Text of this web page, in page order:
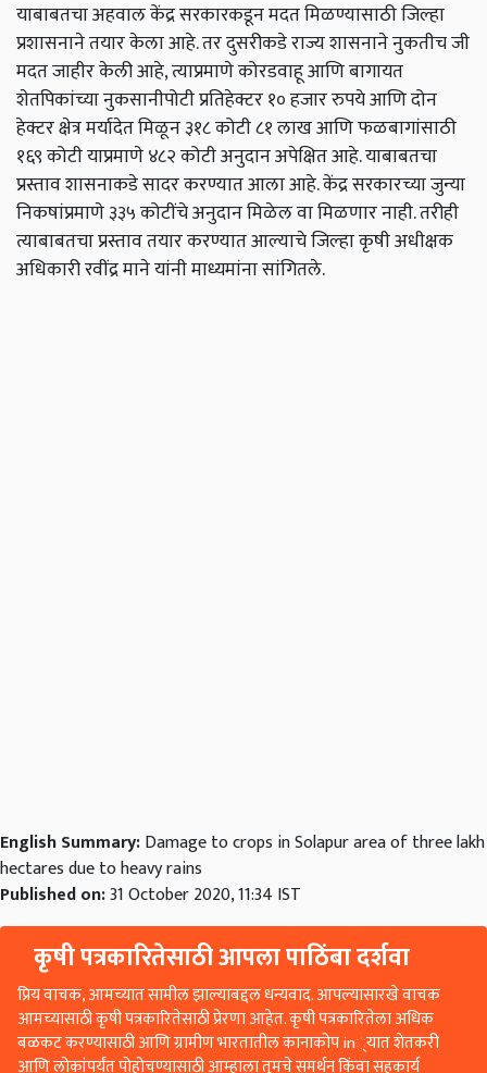
याबाबतचा अहवाल केंद्र सरकारकडून मदत मिळण्यासाठी जिल्हा
प्रशासनाने तयार केला आहे. तर दुसरीकडे राज्य शासनाने नुकतीच जी
मदत जाहीर केली आहे,त्याप्रमाणे कोरडवाहू आणि बागायत
शेतपिकांच्या नुकसानीपोटी प्रतिहेक्टर १० हजार रुपये आणि दोन
हेक्टर क्षेत्र मर्यादेत मिळून ३१८ कोटी ८१ लाख आणि फळबागांसाठी
१६९ कोटी याप्रमाणे ४८२ कोटी अनुदान अपेक्षित आहे. याबाबतचा
प्रस्ताव शासनाकडे सादर करण्यात आला आहे. केंद्र सरकारच्या जुन्या
निकषांप्रमाणे ३३५ कोटींचे अनुदान मिळेल वा मिळणार नाही. तरीही
त्याबाबतचा प्रस्ताव तयार करण्यात आल्याचे जिल्हा कृषी अधीक्षक
अधिकारी रवींद्र माने यांनी माध्यमांना सांगितले.
English Summary:Damage to crops in Solapur area of three lakh
hectares due to heavy rains
Published on:31 October 2020, 11:34 IST
कृषी पत्रकारितेसाठी आपला पाठिंबा दर्शवा
प्रिय वाचक, आमच्यात सामील झाल्याबद्दल धन्यवाद. आपल्यासारखे वाचक
आमच्यासाठी कृषी पत्रकारितेसाठी प्रेरणा आहेत. कृषी पत्रकारितेला अधिक
बळकट करण्यासाठी आणि ग्रामीण भारतातील कानाकोप in्यात शेतकरी
आणि लोकांपर्यंत पोहोचण्यासाठी आम्हाला तुमचे समर्थन किंवा सहकार्य